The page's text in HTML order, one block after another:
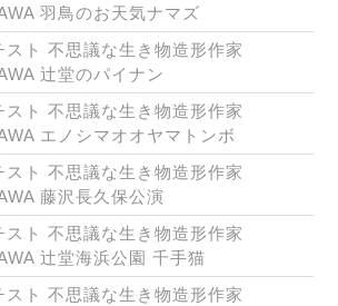
羽鳥のお天気ナマズ
ト 不思議な生き物造形作家
辻堂のパイナン
ト 不思議な生き物造形作家
エノシマオオヤマトンボ
ト 不思議な生き物造形作家
藤沢長久保公演
ト 不思議な生き物造形作家
辻堂海浜公園 千手猫
ト 不思議な生き物造形作家